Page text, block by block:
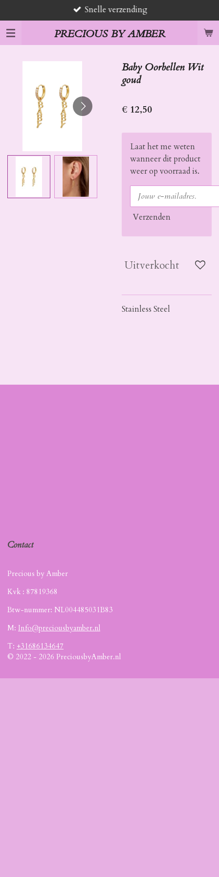
direct
naar
de
hoofdinhoud
PRECIOUS BY AMBER
Snelle verzending
Baby Oorbellen Wit
goud
€ 12,50
Laat het me weten
wanneer dit product
weer op voorraad is.
Verzenden
Uitverkocht
Stainless Steel
Contact
Precious by Amber
Kvk : 87819368
Btw-nummer: NL004485031B83
M: Info@preciousbyamber.nl
T: +31686134647
© 2022 - 2026 PreciousbyAmber.nl